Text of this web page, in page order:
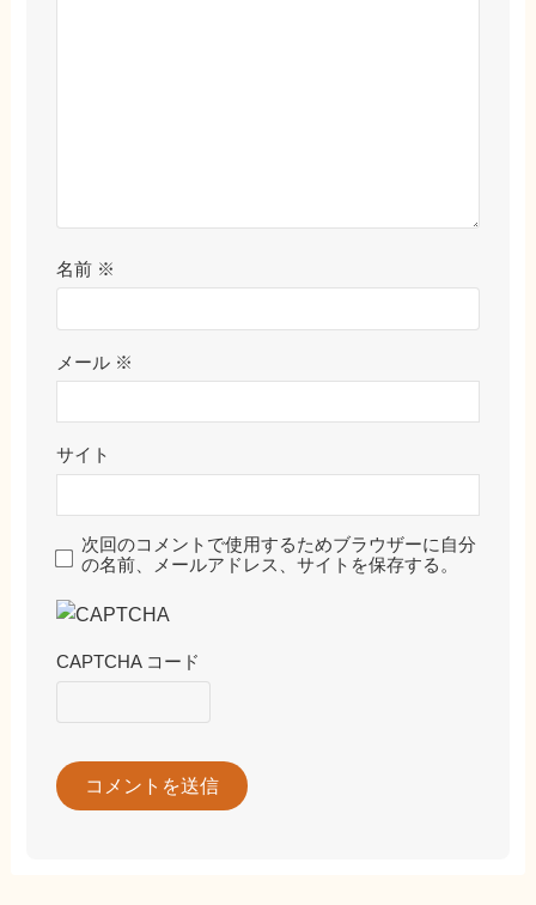
名前 ※
メール ※
サイト
次回のコメントで使用するためブラウザーに自分
の名前、メールアドレス、サイトを保存する。
CAPTCHA コード